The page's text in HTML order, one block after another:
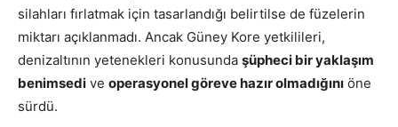
silahları fırlatmak için tasarlandığı belirtilse de füzelerin
miktarı açıklanmadı. Ancak Güney Kore yetkilileri,
denizaltının yetenekleri konusunda şüpheci bir yaklaşım
benimsedi ve operasyonel göreve hazır olmadığını öne
sürdü.